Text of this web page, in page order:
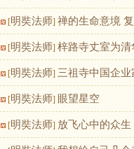
[明奘法师] 禅的生命意境
[明奘法师] 梓路寺丈室为
[明奘法师] 三祖寺中国企
[明奘法师] 眼望星空
[明奘法师] 放飞心中的众